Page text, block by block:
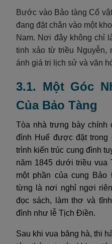
Bước vào Bảo tàng Cổ
đang đặt chân vào một
Nam. Nơi đây không chỉ
tinh xảo từ triều Nguyễn,
ánh giá trị lịch sử và văn
3.1. Một Góc
Của Bảo Tàng
Tòa nhà trưng bày chính
đình Huế được đặt
trình kiến trúc cung đình
năm 1845 dưới triều vua
một phần của cung
từng là nơi nghỉ ngơi
đọc sách, làm thơ và
đình như lễ Tịch Điền.
Sau khi vua băng hà, thi